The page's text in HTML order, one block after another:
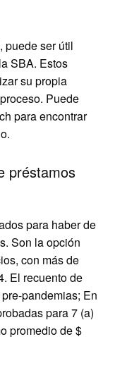
puede ser útil
SBA. Estos
su propia
Puede
para encontrar
préstamos
para haber de
Son la opción
con más de
El recuento de
pandemias; En
para 7 (a)
promedio de $